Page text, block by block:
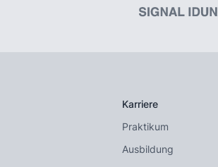
Karriere
Praktikum
Ausbildung